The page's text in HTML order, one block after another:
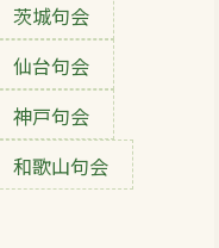
茨城句会
仙台句会
神戸句会
和歌山句会